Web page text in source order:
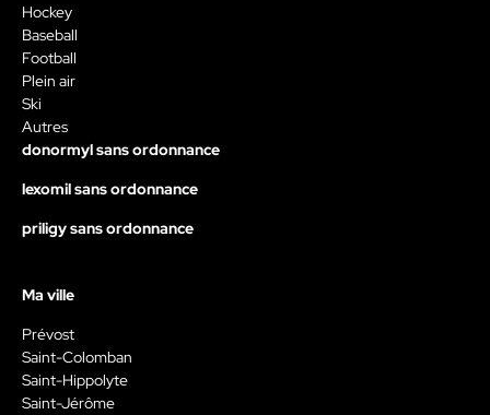
Hockey
Baseball
Football
Plein air
Ski
Autres
donormyl sans ordonnance
lexomil sans ordonnance
priligy sans ordonnance
Ma ville
Prévost
Saint-Colomban
Saint-Hippolyte
Saint-Jérôme